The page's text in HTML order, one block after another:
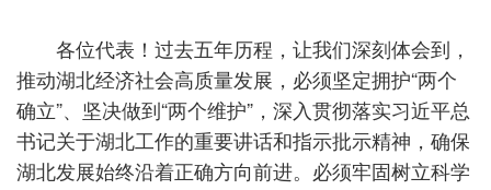
各位代表！过去五年历程，让我们深刻体会到，
推动湖北经济社会高质量发展，必须坚定拥护“两个
确立”、坚决做到“两个维护”，深入贯彻落实习近平总
书记关于湖北工作的重要讲话和指示批示精神，确保
湖北发展始终沿着正确方向前进。必须牢固树立科学